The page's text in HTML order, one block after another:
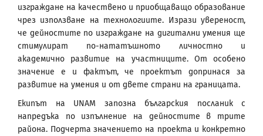
изграждане на качествено и приобщаващо образование
чрез използване на технологиите. Изрази увереност,
че дейностите по изграждане на дигитални умения ще
стимулират по-нататъшното личностно и
академично развитие на участниците. От особено
значение е и фактът, че проектът допринася за
развитие на умения и от двете страни на границата.
Екипът на UNAM запозна българския посланик с
напредъка по изпълнение на дейностите в трите
района. Подчерта значението на проекта и конкретно